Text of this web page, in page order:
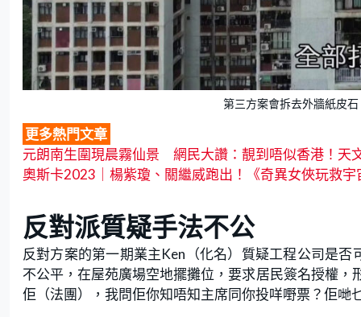
第三方案會拆去外牆紙皮
更多熱門文章
元朗南生圍現晨霧仙景 網民大讚：靚到唔似香港！天
奧斯卡2023｜楊紫瓊、關繼威跑出！《奇異女俠玩救
反對派質疑手法不公
反對方案的第一期業主Ken（化名）質疑工程公司是
不公平，在屋苑廣場空地擺攤位，要求居民簽名授權
佢（法團），我問佢你知唔知主席同你投咩嘢票？佢哋